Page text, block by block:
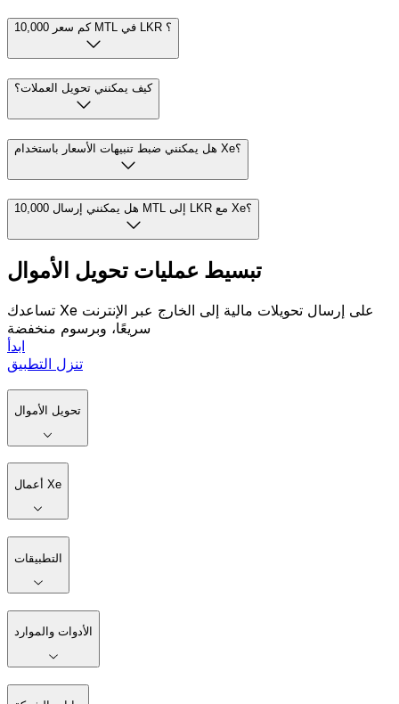
كم سعر 10,000 MTL في LKR ؟
كيف يمكنني تحويل العملات؟
هل يمكنني ضبط تنبيهات الأسعار باستخدام Xe؟
هل يمكنني إرسال 10,000 MTL إلى LKR مع Xe؟
تبسيط عمليات تحويل الأموال
تساعدك Xe على إرسال تحويلات مالية إلى الخارج عبر الإنترنت
سريعًا، وبرسوم منخفضة
ابدأ
تنزل التطبيق
تحويل الأموال
أعمال Xe
التطبيقات
الأدوات والموارد